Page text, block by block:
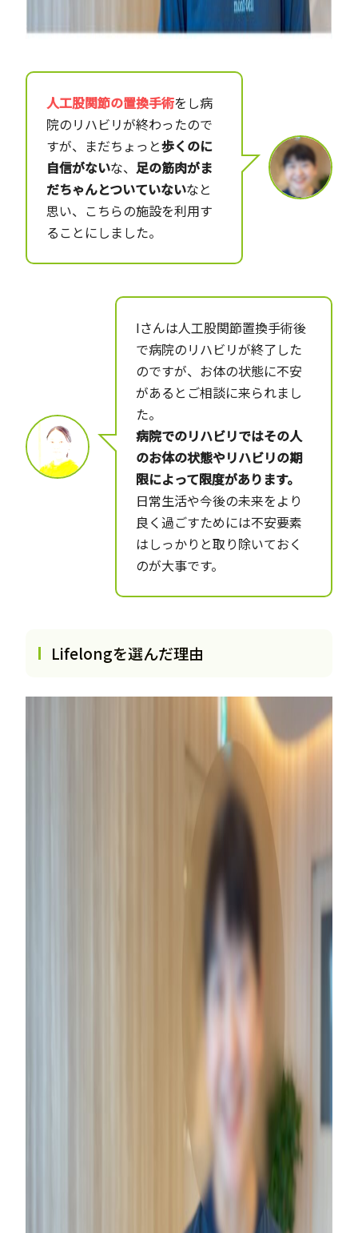
人工股関節の置換手術をし病
院のリハビリが終わったので
すが、まだちょっと歩くのに
自信がないな、 足の筋肉がま
だちゃんとついていないなと
思い、こちらの施設を利用す
ることにしました。
Iさんは人工股関節置換手術後
で病院のリハビリが終了した
のですが、お体の状態に不安
があるとご相談に来られまし
た。
病院でのリハビリではその人
のお体の状態やリハビリの期
限によって限度があります。
日常生活や今後の未来をより
良く過ごすためには不安要素
はしっかりと取り除いておく
のが大事です。
Lifelongを選んだ理由